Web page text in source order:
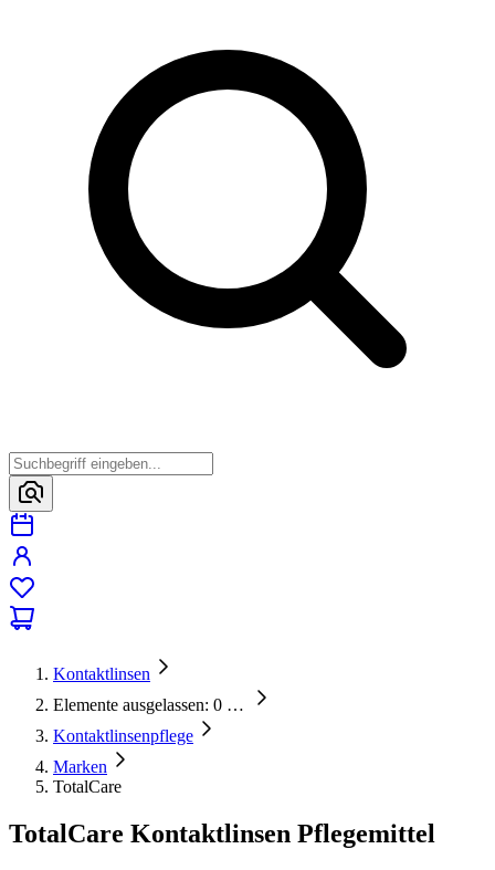
Kontaktlinsen
Elemente ausgelassen: 0 …
Kontaktlinsenpflege
Marken
TotalCare
TotalCare Kontaktlinsen Pflegemittel